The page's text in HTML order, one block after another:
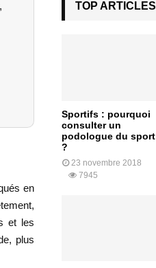
en
et les
plus
TOP ARTICLES
Sportifs : pourquoi
consulter un
podologue du sport
?
23 novembre 2018
7945